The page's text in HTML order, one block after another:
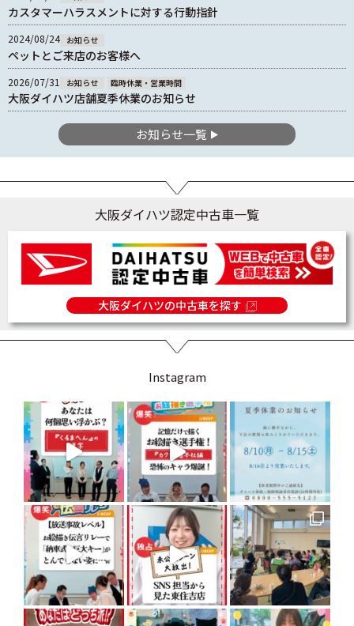
カスタマーハラスメントに対する行動指針
2024/08/24 お知らせ
ペットとご来店のお客様へ
2026/07/31 お知らせ 臨時休業・営業時間
大阪ダイハツ店舗夏季休業のお知らせ
お知らせ一覧
大阪ダイハツ認定中古車一覧
大阪ダイハツの中古車を探す
Instagram